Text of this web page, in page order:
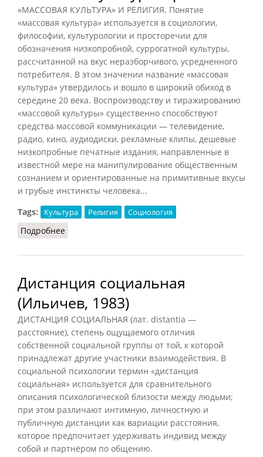
«МАССОВАЯ КУЛЬТУРА» И РЕЛИГИЯ. Понятие
«массовая культура» используется в социологии,
философии, культурологии и просторечии для
обозначения низкопробной, суррогатной культуры,
рассчитанной на вкус неразборчивого, усредненного
потребителя. В этом значении название «массовая
культура» утвердилось и вошло в широкий обиход в
середине 20 века. Воспроизводству и тиражированию
«массовой культуры» существенно способствуют
средства массовой коммуникации — телевидение,
радио, кино, аудиодиски, рекламные клипы, дешевые
низкопробные печатные издания, направленные в
известной мере на манипулирование общественным
сознанием и ориентированные на примитивные вкусы
и грубые инстинкты человека...
Tags:
Культура Религия Социология
Подробнее
Дистанция социальная
(Ильичев, 1983)
ДИСТАНЦИЯ СОЦИАЛЬНАЯ (лат. distantia —
расстояние), степень ощущаемого отличия
собственной социальной группы от той, к которой
принадлежат другие участники взаимодействия. В
социальной психологии термин «дистанция
социальная» используется для сравнительного
описания психологической близости между людьми;
при этом различают интимную, личностную и
публичную дистанции как вариации расстояния,
которое предпочитает удерживать индивид между
собой и партнёром по общению.